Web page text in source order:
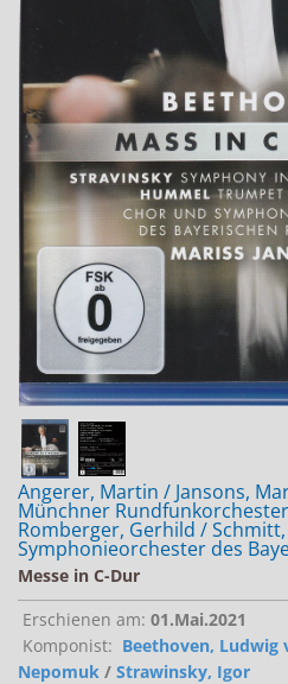
Naxos Deutschland Blog
Naxos weltweit
Angerer, Martin / Jansons,
Münchner
Romberger, Gerhild /
Symphonieorchester des
Messe in C-Dur
Erschienen am: 01.Mai.2021
Komponist: Beethoven, Ludwig
Nepomuk / Strawinsky, Igor